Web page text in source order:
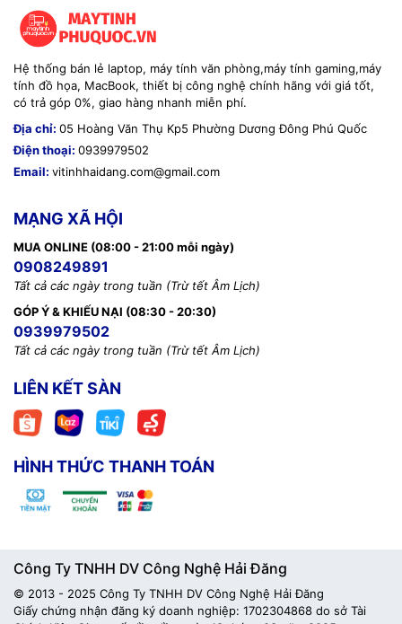
Hệ thống bán lẻ laptop, máy tính văn phòng,máy tính gaming,máy
tính đồ họa, MacBook, thiết bị công nghệ chính hãng với giá tốt,
có trả góp 0%, giao hàng nhanh miễn phí.
Địa chỉ: 05 Hoàng Văn Thụ Kp5 Phường Dương Đông Phú Quốc
Điện thoại: 0939979502
Email: vitinhhaidang.com@gmail.com
MẠNG XÃ HỘI
MUA ONLINE (08:00 - 21:00 mỗi ngày)
0908249891
Tất cả các ngày trong tuần (Trừ tết Âm Lịch)
GÓP Ý & KHIẾU NẠI (08:30 - 20:30)
0939979502
Tất cả các ngày trong tuần (Trừ tết Âm Lịch)
LIÊN KẾT SÀN
HÌNH THỨC THANH TOÁN
Công Ty TNHH DV Công Nghệ Hải Đăng
© 2013 - 2025 Công Ty TNHH DV Công Nghệ Hải Đăng
Giấy chứng nhận đăng ký doanh nghiệp: 1702304868 do sở Tài